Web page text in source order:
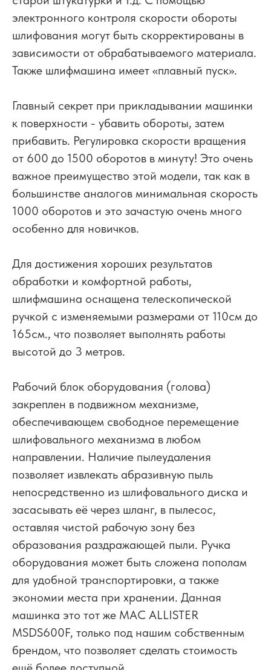
электронного контроля скорости обороты
шлифования могут быть скорректированы в
зависимости от обрабатываемого материала.
Также шлифмашина имеет «плавный пуск».
Главный секрет при прикладывании машинки
к поверхности - убавить обороты, затем
прибавить. Регулировка скорости вращения
от 600 до 1500 оборотов в минуту! Это очень
важное преимущество этой модели, так как в
большинстве аналогов минимальная скорость
1000 оборотов и это зачастую очень много
особенно для новичков.
Для достижения хороших результатов
обработки и комфортной работы,
шлифмашина оснащена телескопической
ручкой с изменяемыми размерами от 110см до
165cм., что позволяет выполнять работы
высотой до 3 метров.
Рабочий блок оборудования (голова)
закреплен в подвижном механизме,
обеспечивающем свободное перемещение
шлифовального механизма в любом
направлении. Наличие пылеудаления
позволяет извлекать абразивную пыль
непосредственно из шлифовального диска и
засасывать её через шланг, в пылесос,
оставляя чистой рабочую зону без
образования раздражающей пыли. Ручка
оборудования может быть сложена пополам
для удобной транспортировки, а также
экономии места при хранении. Данная
машинка это тот же MAC ALLISTER
MSDS600F, только под нашим собственным
брендом, что позволяет сделать стоимость